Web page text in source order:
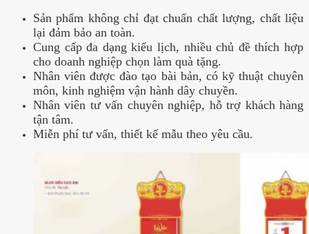
Sản phẩm không chỉ đạt chuẩn chất lượng, chất liệu
lại đảm bảo an toàn.
Cung cấp đa dạng kiểu lịch, nhiều chủ đề thích hợp
cho doanh nghiệp chọn làm quà tặng.
Nhân viên được đào tạo bài bản, có kỹ thuật chuyên
môn, kinh nghiệm vận hành dây chuyền.
Nhân viên tư vấn chuyên nghiệp, hỗ trợ khách hàng
tận tâm.
Miễn phí tư vấn, thiết kế mẫu theo yêu cầu.